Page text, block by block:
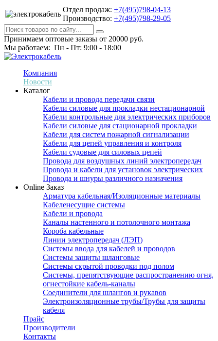
Отдел продаж: +7(495)798-04-13
Производство: +7(495)798-29-05
Принимаем оптовые заказы от 20000 руб.
Мы работаем: Пн - Пт: 9:00 - 18:00
Компания
Новости
Каталог
Кабели и провода передачи связи
Кабели силовые для прокладки нестационарной
Кабели контрольные для электрических приборов
Кабели силовые для стационарной прокладки
Кабели для систем пожарной сигнализации
Кабели для цепей управления и контроля
Кабели судовые для силовых цепей
Провода для воздушных линий электропередач
Провода и кабели для установок электрических
Провода и шнуры различного назначения
Online Заказ
Арматура кабельная/Изоляционные материалы
Кабеленесущие системы
Кабели и провода
Каналы настенного и потолочного монтажа
Короба кабельные
Линии электропередач (ЛЭП)
Системы ввода для кабелей и проводов
Системы защиты шланговые
Системы скрытой проводки под полом
Системы, препятствующие распространению огня,
огнестойкие кабель-каналы
Соединители для шлангов и рукавов
Электроизоляционные трубы/Трубы для защиты
кабеля
Прайс
Производители
Контакты